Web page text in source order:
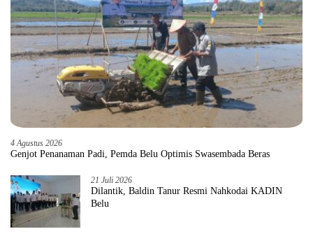
4 Agustus 2026
Genjot Penanaman Padi, Pemda Belu Optimis Swasembada Beras
21 Juli 2026
Dilantik, Baldin Tanur Resmi Nahkodai KADIN
Belu